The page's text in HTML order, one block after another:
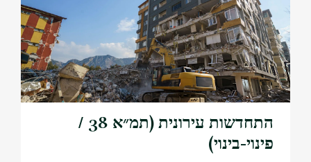
התחדשות עירונית (תמ״א 38 /
פינוי-בינוי)